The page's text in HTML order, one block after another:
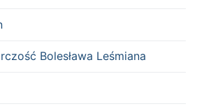
Bolesława Leśmiana